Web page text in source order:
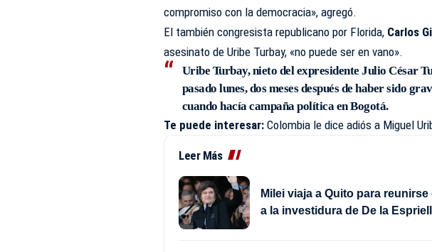
compromiso con la democracia», agregó.
El también congresista republicano por Florida, Carlos
asesinato de Uribe Turbay, «no puede ser en vano».
Uribe Turbay, nieto del expresidente Julio César
pasado lunes, dos meses después de haber sido
cuando hacía campaña política en Bogotá.
Te puede interesar:Colombia le dice adiós a Miguel
Leer Más
Milei viaja a Quito para
a la investidura de De la